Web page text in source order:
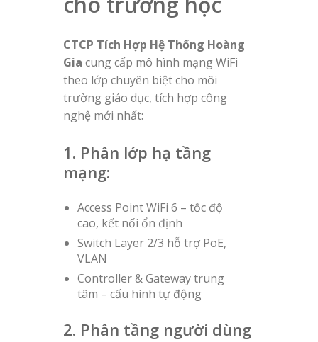
CTCP Tích Hợp Hệ Thống Hoàng
Gia cung cấp mô hình mạng WiFi
theo lớp chuyên biệt cho môi
trường giáo dục, tích hợp công
nghệ mới nhất:
1. Phân lớp hạ tầng
mạng:
Access Point WiFi 6 – tốc độ
cao, kết nối ổn định
Switch Layer 2/3 hỗ trợ PoE,
VLAN
Controller & Gateway trung
tâm – cấu hình tự động
2. Phân tầng người dùng